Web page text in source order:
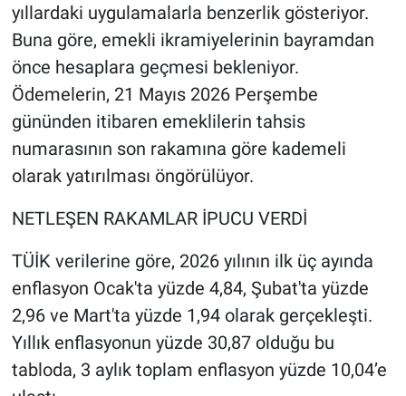
yıllardaki uygulamalarla benzerlik gösteriyor.
Buna göre, emekli ikramiyelerinin bayramdan
önce hesaplara geçmesi bekleniyor.
Ödemelerin, 21 Mayıs 2026 Perşembe
gününden itibaren emeklilerin tahsis
numarasının son rakamına göre kademeli
olarak yatırılması öngörülüyor.
NETLEŞEN RAKAMLAR İPUCU VERDİ
TÜİK verilerine göre, 2026 yılının ilk üç ayında
enflasyon Ocak'ta yüzde 4,84, Şubat'ta yüzde
2,96 ve Mart'ta yüzde 1,94 olarak gerçekleşti.
Yıllık enflasyonun yüzde 30,87 olduğu bu
tabloda, 3 aylık toplam enflasyon yüzde 10,04’e